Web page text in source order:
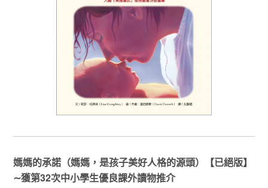
媽媽的承諾（媽媽，是孩子美好人格的源頭）【已絕版】
∼獲第32次中小學生優良課外讀物推介